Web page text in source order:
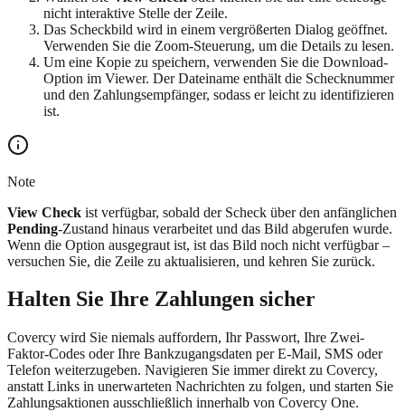
nicht interaktive Stelle der Zeile.
Das Scheckbild wird in einem vergrößerten Dialog geöffnet.
Verwenden Sie die Zoom-Steuerung, um die Details zu lesen.
Um eine Kopie zu speichern, verwenden Sie die Download-
Option im Viewer. Der Dateiname enthält die Schecknummer
und den Zahlungsempfänger, sodass er leicht zu identifizieren
ist.
Note
View Check ist verfügbar, sobald der Scheck über den anfänglichen
Pending-Zustand hinaus verarbeitet und das Bild abgerufen wurde.
Wenn die Option ausgegraut ist, ist das Bild noch nicht verfügbar –
versuchen Sie, die Zeile zu aktualisieren, und kehren Sie zurück.
Halten Sie Ihre Zahlungen sicher
Covercy wird Sie niemals auffordern, Ihr Passwort, Ihre Zwei-
Faktor-Codes oder Ihre Bankzugangsdaten per E-Mail, SMS oder
Telefon weiterzugeben. Navigieren Sie immer direkt zu Covercy,
anstatt Links in unerwarteten Nachrichten zu folgen, und starten Sie
Zahlungsaktionen ausschließlich innerhalb von Covercy One.